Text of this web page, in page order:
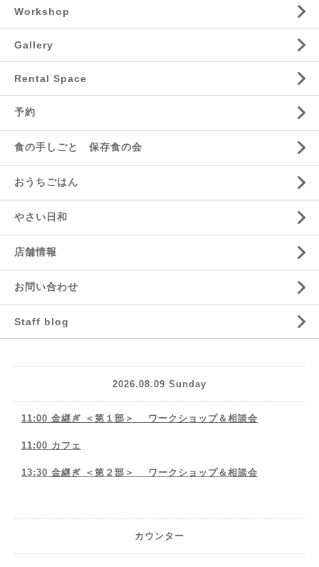
Workshop
Gallery
Rental Space
予約
食の手しごと 保存食の会
おうちごはん
やさい日和
店舗情報
お問い合わせ
Staff blog
2026.08.09 Sunday
11:00 金継ぎ ＜第１部＞ ワークショップ＆相談会
11:00 カフェ
13:30 金継ぎ ＜第２部＞ ワークショップ＆相談会
カウンター